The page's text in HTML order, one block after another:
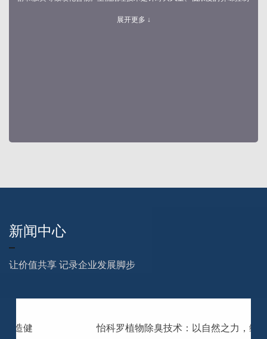
恶臭物降解；化学法（碱液、酸洗洗涤）高效去除酸性及碱洗气体组分；
展开更多 ↓
新闻中心
让价值共享 记录企业发展脚步
打造健 怡科罗植物除臭技术：以自然之力，缔